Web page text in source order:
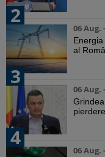
2
06 Aug.
al
3
06 Aug.
4
06 Aug.